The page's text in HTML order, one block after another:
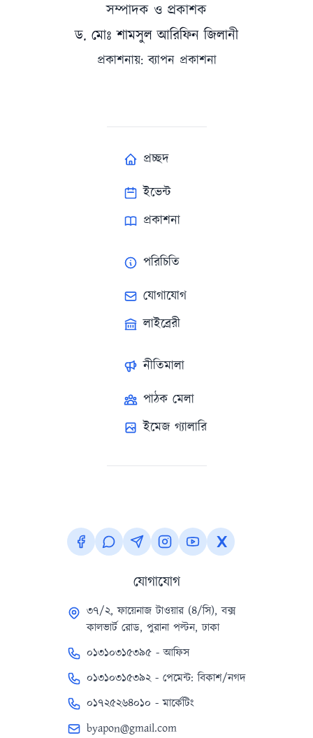
সম্পাদক ও প্রকাশক
ড. মোঃ শামসুল আরিফিন জিলানী
প্রকাশনায়: ব্যাপন প্রকাশনা
প্রচ্ছদ
ইভেন্ট
প্রকাশনা
পরিচিতি
যোগাযোগ
লাইব্রেরী
নীতিমালা
পাঠক মেলা
ইমেজ গ্যালারি
যোগাযোগ
৩৭/২, ফায়েনাজ টাওয়ার (৪/সি), বক্স
কালভার্ট রোড, পুরানা পল্টন, ঢাকা
০১৩১০৩১৫৩৯৫ - আফিস
০১৩১০৩১৫৩৯২ - পেমেন্ট: বিকাশ/নগদ
০১৭২৫২৬৪০১০ - মার্কেটিং
byapon@gmail.com